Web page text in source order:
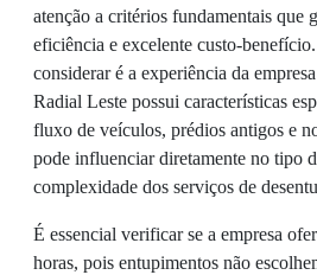
atenção a critérios fundamentais que
eficiência e excelente custo-
considerar é a experiência da
Radial Leste possui características
fluxo de veículos, prédios antigos e
pode influenciar diretamente no tipo
complexidade dos serviços de
É essencial verificar se a empresa
horas, pois entupimentos não